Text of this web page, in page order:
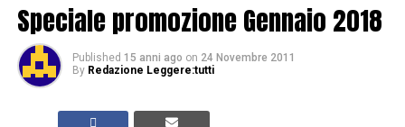
Speciale promozione Gennaio 2018
Published 15 anni ago on 24 Novembre 2011
By Redazione Leggere:tutti